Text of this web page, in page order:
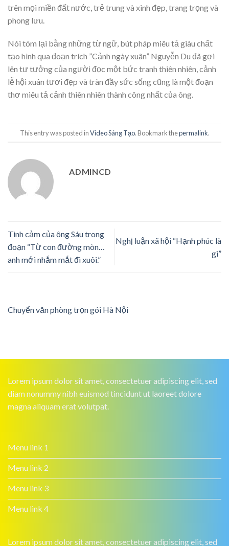
trên mọi miền đất nước, trẻ trung và xinh đẹp, trang trọng và
phong lưu.
Nói tóm lại bằng những từ ngữ, bút pháp miêu tả giàu chất
tạo hình qua đoạn trích ”Cảnh ngày xuân” Nguyễn Du đã gợi
lên tư tưởng của người đọc một bức tranh thiên nhiên, cảnh
lễ hội xuân tươi đẹp và tràn đầy sức sống cũng là một đoạn
thơ miêu tả cảnh thiên nhiên thành công nhất của ông.
This entry was posted inVideo Sáng Tạo. Bookmark thepermalink.
ADMINCD
Tình cảm của ông Sáu trong
đoạn “Từ con đường mòn…
anh mới nhắm mắt đi xuôi.”
Nghị luận xã hội “Hạnh phúc là
gì”
Chuyển văn phòng trọn gói Hà Nội
Lorem ipsum dolor sit amet, consectetuer adipiscing elit, sed
diam nonummy nibh euismod tincidunt ut laoreet dolore
magna aliquam erat volutpat.
Menu link 1
Menu link 2
Menu link 3
Menu link 4
Lorem ipsum dolor sit amet, consectetuer adipiscing elit, sed